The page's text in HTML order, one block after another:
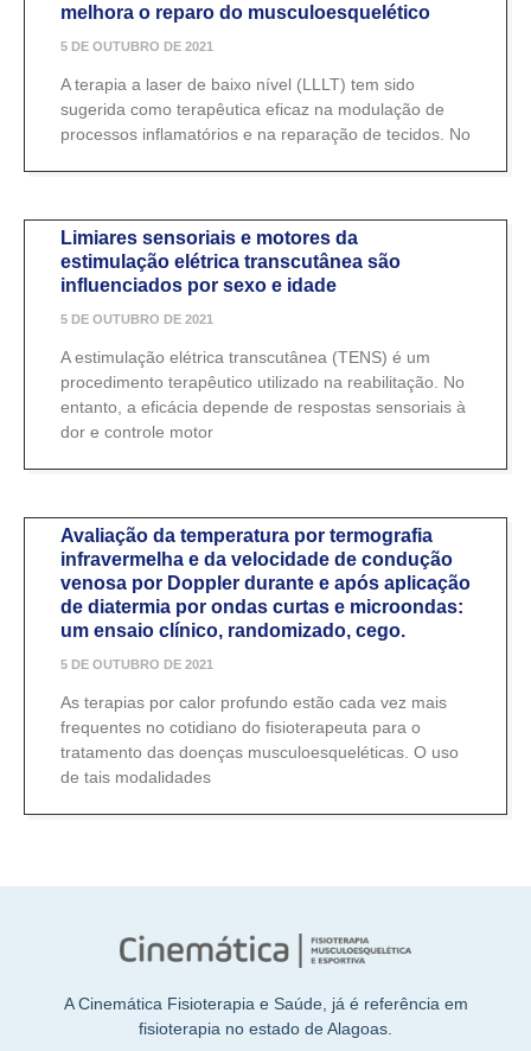
melhora o reparo do musculoesquelético
5 DE OUTUBRO DE 2021
A terapia a laser de baixo nível (LLLT) tem sido
sugerida como terapêutica eficaz na modulação de
processos inflamatórios e na reparação de tecidos. No
Limiares sensoriais e motores da
estimulação elétrica transcutânea são
influenciados por sexo e idade
5 DE OUTUBRO DE 2021
A estimulação elétrica transcutânea (TENS) é um
procedimento terapêutico utilizado na reabilitação. No
entanto, a eficácia depende de respostas sensoriais à
dor e controle motor
Avaliação da temperatura por termografia
infravermelha e da velocidade de condução
venosa por Doppler durante e após aplicação
de diatermia por ondas curtas e microondas:
um ensaio clínico, randomizado, cego.
5 DE OUTUBRO DE 2021
As terapias por calor profundo estão cada vez mais
frequentes no cotidiano do fisioterapeuta para o
tratamento das doenças musculoesqueléticas. O uso
de tais modalidades
A Cinemática Fisioterapia e Saúde, já é referência em
fisioterapia no estado de Alagoas.